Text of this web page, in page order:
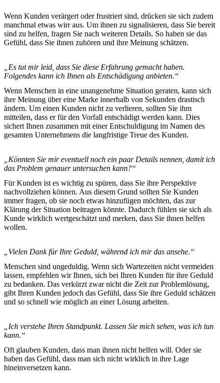
Wenn Kunden verärgert oder frustriert sind, drücken sie sich zudem
manchmal etwas wirr aus. Um ihnen zu signalisieren, dass Sie bereit
sind zu helfen, fragen Sie nach weiteren Details. So haben sie das
Gefühl, dass Sie ihnen zuhören und ihre Meinung schätzen.
„Es tut mir leid, dass Sie diese Erfahrung gemacht haben.
Folgendes kann ich Ihnen als Entschädigung anbieten.“
Wenn Menschen in eine unangenehme Situation geraten, kann sich
ihre Meinung über eine Marke innerhalb von Sekunden drastisch
ändern. Um einen Kunden nicht zu verlieren, sollten Sie ihm
mitteilen, dass er für den Vorfall entschädigt werden kann. Dies
sichert Ihnen zusammen mit einer Entschuldigung im Namen des
gesamten Unternehmens die langfristige Treue des Kunden.
„Könnten Sie mir eventuell noch ein paar Details nennen, damit ich
das Problem genauer untersuchen kann?“
Für Kunden ist es wichtig zu spüren, dass Sie ihre Perspektive
nachvollziehen können. Aus diesem Grund sollten Sie Kunden
immer fragen, ob sie noch etwas hinzufügen möchten, das zur
Klärung der Situation beitragen könnte. Dadurch fühlen sie sich als
Kunde wirklich wertgeschätzt und merken, dass Sie ihnen helfen
wollen.
„Vielen Dank für Ihre Geduld, während ich mir das ansehe.“
Menschen sind ungeduldig. Wenn sich Wartezeiten nicht vermeiden
lassen, empfehlen wir Ihnen, sich bei Ihren Kunden für ihre Geduld
zu bedanken. Das verkürzt zwar nicht die Zeit zur Problemlösung,
gibt Ihren Kunden jedoch das Gefühl, dass Sie ihre Geduld schätzen
und so schnell wie möglich an einer Lösung arbeiten.
„Ich verstehe Ihren Standpunkt. Lassen Sie mich sehen, was ich tun
kann.“
Oft glauben Kunden, dass man ihnen nicht helfen will. Oder sie
haben das Gefühl, dass man sich nicht wirklich in ihre Lage
hineinversetzen kann.